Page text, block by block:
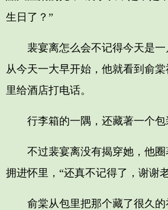
生日了？”
裴宴离怎么会不记得今天是
从今天一大早开始，他就看到俞
里给酒店打电话。
行李箱的一隅，还藏著一个包
不过裴宴离没有揭穿她，他
拥进怀里，“还真不记得了，谢谢
俞棠从包里把那个藏了很久